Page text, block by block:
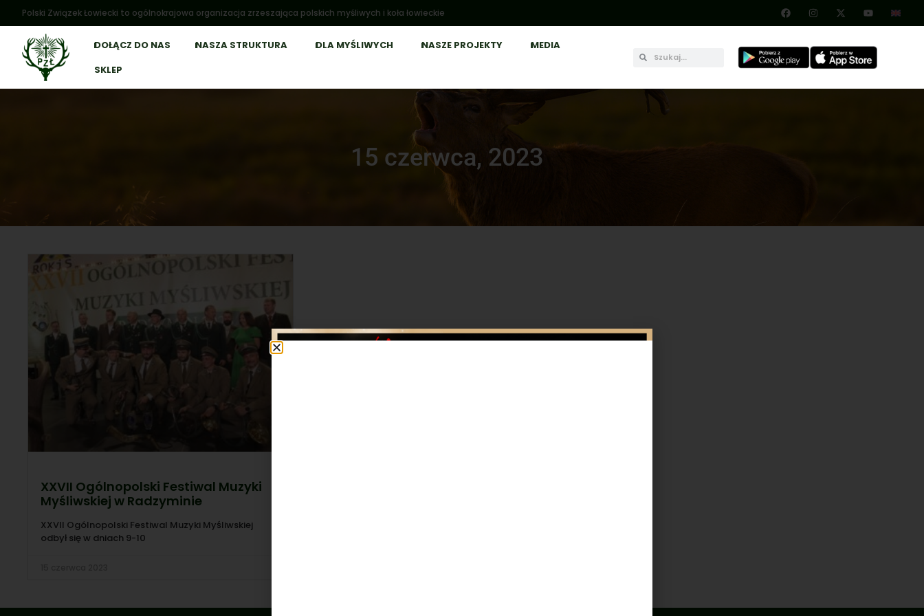
Polski Związek Łowiecki to ogólnokrajowa organizacja zrzeszająca polskich myśliwych i koła łowieckie
DOŁĄCZ DO NAS NASZA STRUKTURA DLA MYŚLIWYCH NASZE PROJEKTY
MEDIA
SKLEP
15 czerwca, 2023
XXVII Ogólnopolski Festiwal Muzyki
Myśliwskiej w Radzyminie
XXVII Ogólnopolski Festiwal Muzyki Myśliwskiej
odbył się w dniach 9-10